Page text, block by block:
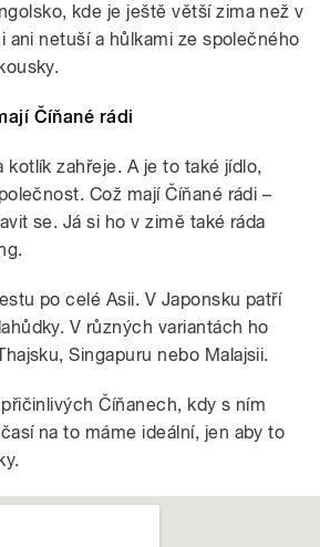
kde je ještě větší zima než v
ani netuší a hůlkami ze společného
Číňané rádi
kotlík zahřeje. A je to také jídlo,
Což mají Číňané rádi –
se. Já si ho v zimě také ráda
po celé Asii. V Japonsku patří
V různých variantách ho
Singapuru nebo Malajsii.
Číňanech, kdy s ním
na to máme ideální, jen aby to